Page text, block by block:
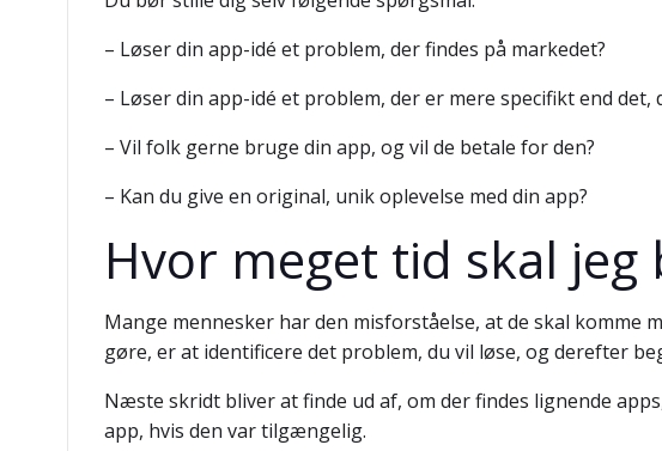
– Løser din app-idé et problem, der findes på markedet?
– Løser din app-idé et problem, der er mere specifikt end
– Vil folk gerne bruge din app, og vil de betale for den?
– Kan du give en original, unik oplevelse med din app?
Hvor meget tid skal jeg
Mange mennesker har den misforståelse, at de skal komme
gøre, er at identificere det problem, du vil løse, og derefter
Næste skridt bliver at finde ud af, om der findes lignende
app, hvis den var tilgængelig.